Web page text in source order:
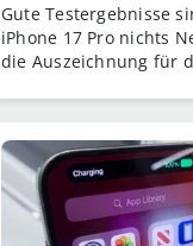
Laden 2026
Gute Testergebnisse
iPhone 17 Pro nichts
die Auszeichnung für